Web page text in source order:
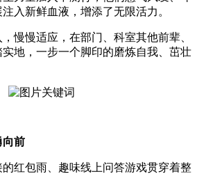
入新鲜血液，增添了无限活力。
慢慢适应，在部门、科室其他前辈、
地，一步一个脚印的磨炼自我、茁壮
向前
红包雨、趣味线上问答游戏贯穿着整